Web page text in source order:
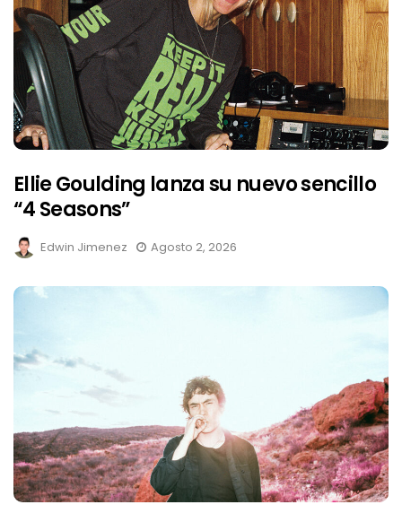
Ellie Goulding lanza su nuevo sencillo
“4 Seasons”
Edwin Jimenez Agosto 2, 2026